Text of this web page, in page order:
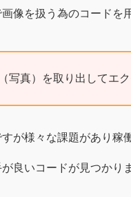
像を扱う為のコードを
写真）を取り出してエ
が様々な課題があり稼
良いコードが見つかり